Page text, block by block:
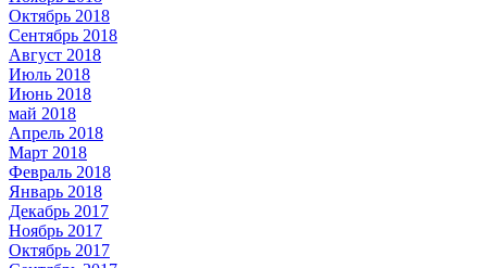
Октябрь 2018
Сентябрь 2018
Август 2018
Июль 2018
Июнь 2018
май 2018
Апрель 2018
Март 2018
Февраль 2018
Январь 2018
Декабрь 2017
Ноябрь 2017
Октябрь 2017